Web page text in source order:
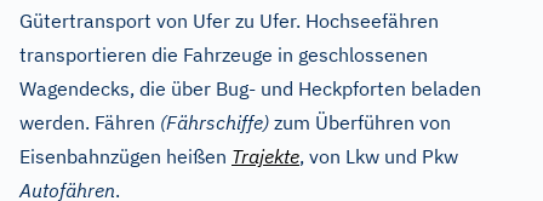
Gütertransport von Ufer zu Ufer. Hochseefähren
transportieren die Fahrzeuge in geschlossenen
Wagendecks, die über Bug- und Heckpforten beladen
werden. Fähren (Fährschiffe) zum Überführen von
Eisenbahnzügen heißen Trajekte, von Lkw und Pkw
Autofähren.